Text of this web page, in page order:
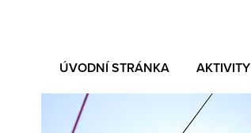
ÚVODNÍ STRÁNKA AKTIVITY